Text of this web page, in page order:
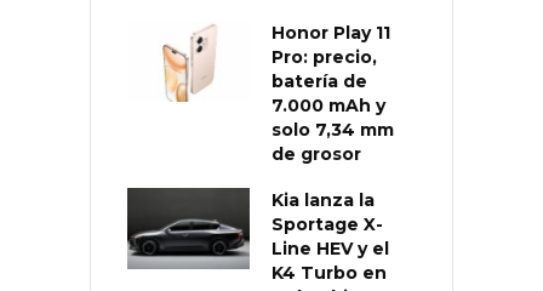
Honor Play 11
Pro: precio,
batería de
7.000 mAh y
solo 7,34 mm
de grosor
Kia lanza la
Sportage X-
Line HEV y el
K4 Turbo en